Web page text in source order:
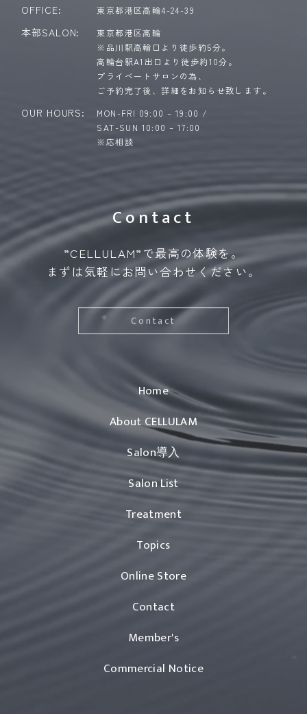
OFFICE: 東京都港区高輪4-24-39
本部SALON:
東京都港区高輪
※品川駅高輪口より徒歩約5分。
高輪台駅A1出口より徒歩約10分。
プライベートサロンの為、
ご予約完了後、詳細をお知らせ致します。
OUR HOURS:
MON-FRI 09:00 – 19:00 /
SAT-SUN 10:00 – 17:00
※応相談
Contact
”CELLULAM”で最高の体験を。
まずは気軽にお問い合わせください。
Contact
Home
About CELLULAM
Salon導入
Salon List
Treatment
Topics
Online Store
Contact
Member's
Commercial Notice